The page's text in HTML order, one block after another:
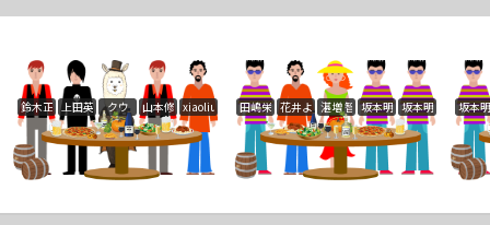
鈴木正行上田英知クウ 山本修次xiaoliu 田嶋栄 花井よしこ湛増 智子坂本明子坂本明子 坂本